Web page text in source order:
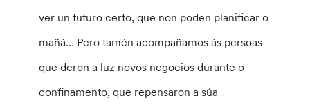
ver un futuro certo, que non poden planificar o
mañá… Pero tamén acompañamos ás persoas
que deron a luz novos negocios durante o
confinamento, que repensaron a súa